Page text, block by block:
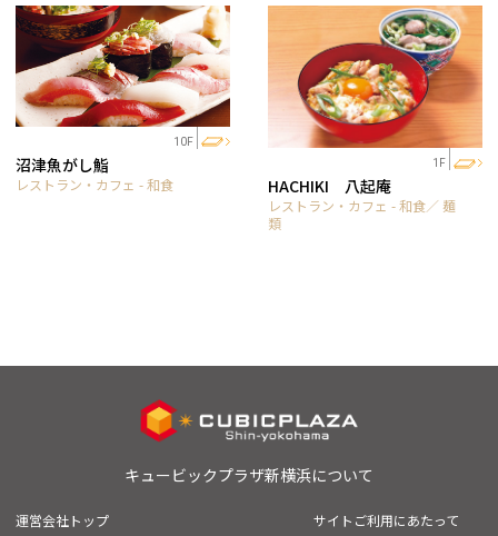
10F
沼津魚がし鮨
レストラン・カフェ - 和食
1F
HACHIKI 八起庵
レストラン・カフェ - 和食／ 麺
類
キュービックプラザ新横浜について
運営会社トップ サイトご利用にあたって